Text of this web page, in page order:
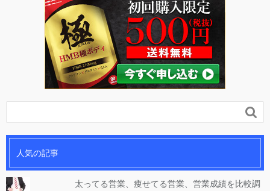

人気の記事
太ってる営業、痩せてる営業、営業成績を比較調